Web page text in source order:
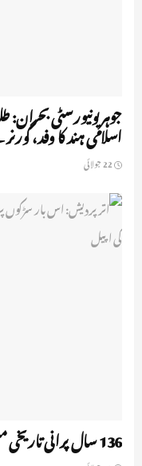
جوہر یونیورسٹی
اسلامی ہند کا وفد،
136 سال پرانی تاریخی مسجد میں داخلہ بند، نماز پر بھی پابندی!